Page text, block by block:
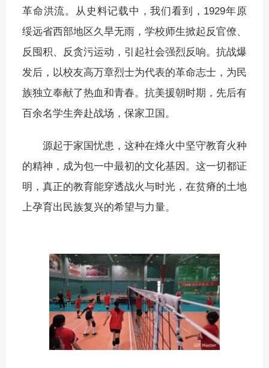
革命洪流。从史料记载中，我们看到，1929年原
绥远省西部地区久旱无雨，学校师生掀起反官僚、
反囤积、反贪污运动，引起社会强烈反响。抗战爆
发后，以校友高万章烈士为代表的革命志士，为民
族独立奉献了热血和青春。抗美援朝时期，先后有
百余名学生奔赴战场，保家卫国。
源起于家国忧患，这种在烽火中坚守教育火种
的精神，成为包一中最初的文化基因。这一切都证
明，真正的教育能穿透战火与时光，在贫瘠的土地
上孕育出民族复兴的希望与力量。